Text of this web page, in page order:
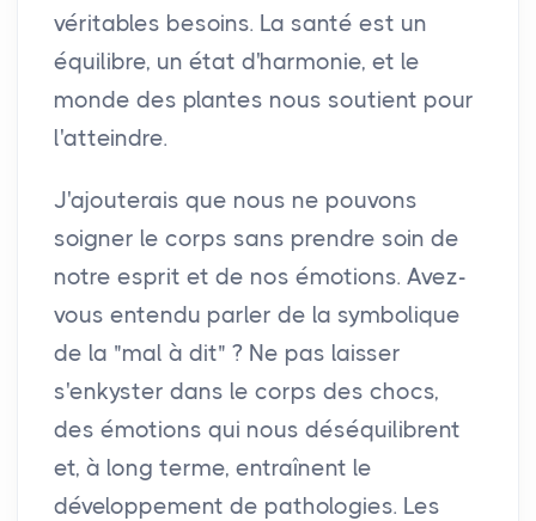
véritables besoins. La santé est un
équilibre, un état d'harmonie, et le
monde des plantes nous soutient pour
l'atteindre.
J'ajouterais que nous ne pouvons
soigner le corps sans prendre soin de
notre esprit et de nos émotions. Avez-
vous entendu parler de la symbolique
de la "mal à dit" ? Ne pas laisser
s'enkyster dans le corps des chocs,
des émotions qui nous déséquilibrent
et, à long terme, entraînent le
développement de pathologies. Les